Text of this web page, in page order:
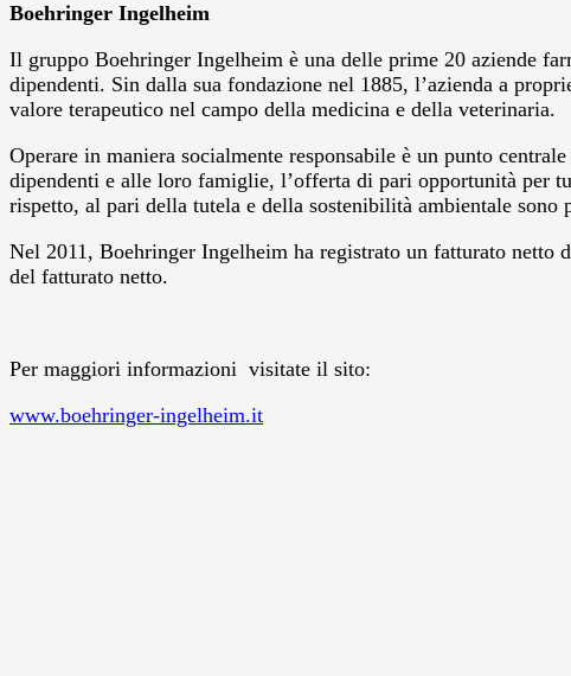
Boehringer Ingelheim
Il gruppo Boehringer Ingelheim è una delle prime 20 aziende
dipendenti. Sin dalla sua fondazione nel 1885, l’azienda a
valore terapeutico nel campo della medicina e della veterinaria.
Operare in maniera socialmente responsabile è un punto
dipendenti e alle loro famiglie, l’offerta di pari opportunità per
rispetto, al pari della tutela e della sostenibilità ambientale
Nel 2011, Boehringer Ingelheim ha registrato un fatturato
del fatturato netto.
Per maggiori informazioni visitate il sito:
www.boehringer-ingelheim.it